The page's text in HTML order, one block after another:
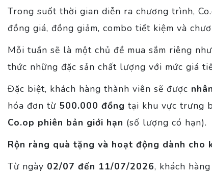
Trong suốt thời gian diễn ra chương trình,
đồng giá, đồng giảm, combo tiết kiệm và
Mỗi tuần sẽ là một chủ đề mua sắm riêng như
thức những đặc sản chất lượng với mức giá
Đặc biệt, khách hàng thành viên sẽ được
hóa đơn từ 500.000 đồng tại khu vực trưng
Co.op phiên bản giới hạn (số lượng có hạn).
Rộn ràng quà tặng và hoạt động dành cho
Từ ngày 02/07 đến 11/07/2026, khách